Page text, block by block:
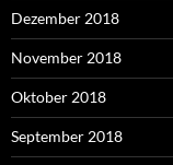
Dezember 2018
November 2018
Oktober 2018
September 2018